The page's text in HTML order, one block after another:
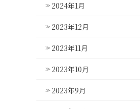
2024年1月
2023年12月
2023年11月
2023年10月
2023年9月